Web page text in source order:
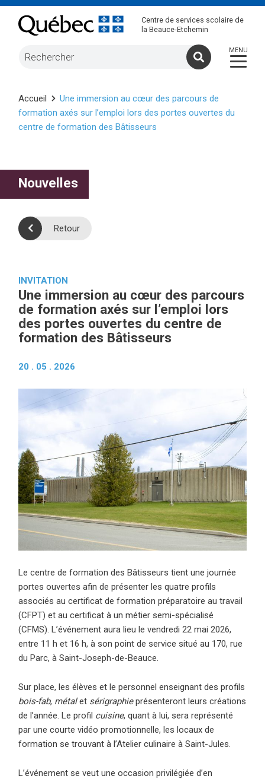
Centre de services scolaire de
la Beauce-Etchemin
Accueil
Une immersion au cœur des parcours de
formation axés sur l’emploi lors des portes ouvertes du
centre de formation des Bâtisseurs
Nouvelles
Retour
INVITATION
Une immersion au cœur des parcours
de formation axés sur l’emploi lors
des portes ouvertes du centre de
formation des Bâtisseurs
20 . 05 . 2026
Le centre de formation des Bâtisseurs tient une journée
portes ouvertes afin de présenter les quatre profils
associés au certificat de formation préparatoire au travail
(CFPT) et au certificat à un métier semi-spécialisé
(CFMS).L’événement aura lieu le vendredi 22 mai 2026,
entre 11 h et 16 h, à son point de service situé au 170, rue
du Parc, à Saint-Joseph-de-Beauce.
Sur place, les élèves et le personnel enseignant des profils
bois-fab, métalet sérigraphieprésenteront leurs créations
de l’année. Le profil cuisine, quant à lui, sera représenté
par une courte vidéo promotionnelle, les locaux de
formation se trouvant à l’Atelier culinaire à Saint-Jules.
L’événement se veut une occasion privilégiée d’en